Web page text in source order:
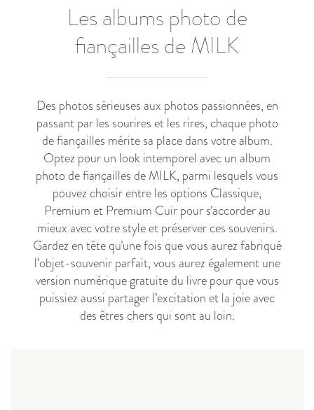
Les albums photo de
fiançailles de MILK
Des photos sérieuses aux photos passionnées, en
passant par les sourires et les rires, chaque photo
de fiançailles mérite sa place dans votre album.
Optez pour un look intemporel avec un album
photo de fiançailles de MILK, parmi lesquels vous
pouvez choisir entre les options Classique,
Premium et Premium Cuir pour s’accorder au
mieux avec votre style et préserver ces souvenirs.
Gardez en tête qu’une fois que vous aurez fabriqué
l’objet-souvenir parfait, vous aurez également une
version numérique gratuite du livre pour que vous
puissiez aussi partager l’excitation et la joie avec
des êtres chers qui sont au loin.